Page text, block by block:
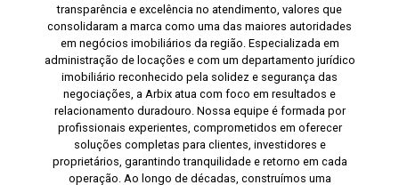
transparência e excelência no atendimento, valores que
consolidaram a marca como uma das maiores autoridades
em negócios imobiliários da região. Especializada em
administração de locações e com um departamento jurídico
imobiliário reconhecido pela solidez e segurança das
negociações, a Arbix atua com foco em resultados e
relacionamento duradouro. Nossa equipe é formada por
profissionais experientes, comprometidos em oferecer
soluções completas para clientes, investidores e
proprietários, garantindo tranquilidade e retorno em cada
operação. Ao longo de décadas, construímos uma